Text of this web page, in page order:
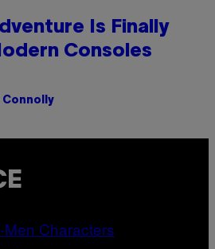
Is Finally
Consoles
Connolly